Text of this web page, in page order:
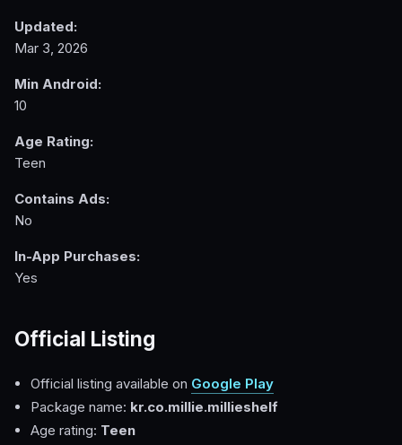
Updated:
Mar 3, 2026
Min Android:
10
Age Rating:
Teen
Contains Ads:
No
In-App Purchases:
Yes
Official Listing
Official listing available on Google Play
Package name: kr.co.millie.millieshelf
Age rating: Teen